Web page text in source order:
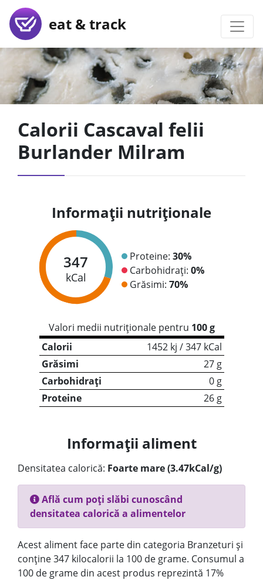
eat & track
Calorii Cascaval felii
Burlander Milram
Informații nutriționale
347
kCal
Proteine: 30%
Carbohidrați: 0%
Grăsimi: 70%
Valori medii nutriționale pentru 100 g
Calorii
1452 kj / 347 kCal
Grăsimi
27 g
Carbohidrați
0 g
Proteine
26 g
Informații aliment
Densitatea calorică: Foarte mare (3.47kCal/g)
Află cum poți slăbi cunoscând
densitatea calorică a alimentelor
Acest aliment face parte din categoria Branzeturi și
conține 347 kilocalorii la 100 de grame. Consumul a
100 de grame din acest produs reprezintă 17%